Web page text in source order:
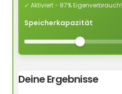
✓ Aktiviert - 87% Eigenverbrauch!
Speicherkapazität
Deine Ergebnisse